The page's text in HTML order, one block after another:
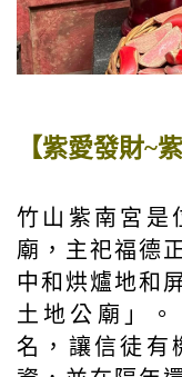
【紫愛發財~
竹山紫南宮是
廟，主祀福德
中和烘爐地和
土地公廟」
名，讓信徒有